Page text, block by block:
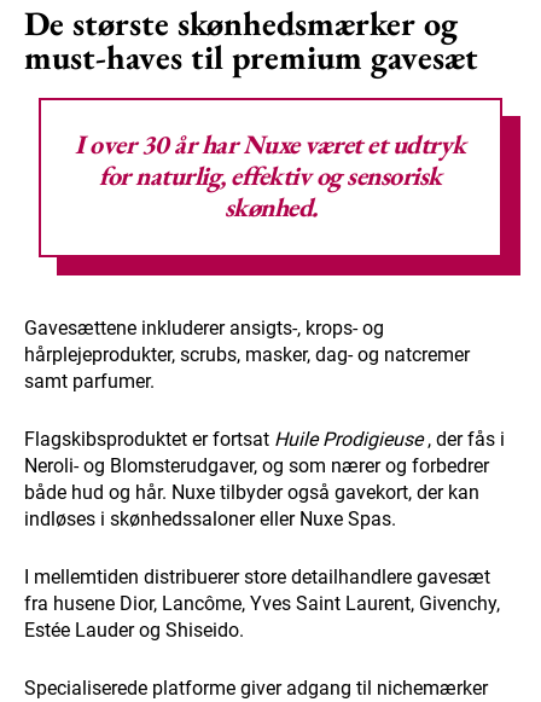
De største skønhedsmærker og
must-haves til premium gavesæt
I over 30 år harNuxeværet et udtryk
for naturlig, effektiv og sensorisk
skønhed.
Gavesættene inkluderer ansigts-, krops- og
hårplejeprodukter, scrubs, masker, dag- og natcremer
samt parfumer.
Flagskibsproduktet er fortsat Huile Prodigieuse, der fås i
Neroli- og Blomsterudgaver, og som nærer og forbedrer
både hud og hår. Nuxe tilbyder også gavekort, der kan
indløses i skønhedssaloner eller Nuxe Spas.
I mellemtiden distribuerer store detailhandlere gavesæt
fra husene Dior, Lancôme, Yves Saint Laurent, Givenchy,
Estée Lauder og Shiseido.
Specialiserede platforme giver adgang til nichemærker